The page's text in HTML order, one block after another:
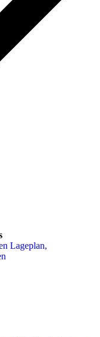
La­ge­plan,